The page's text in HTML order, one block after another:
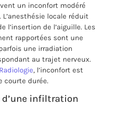
un inconfort modéré
locale réduit
l’insertion de l’aiguille. Les
rapportées sont une
une irradiation
au trajet nerveux.
, l’inconfort est
courte durée.
infiltration